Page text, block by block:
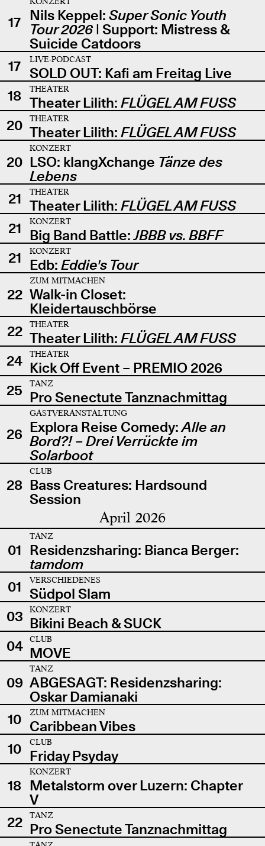
17 Nils Keppel: Super Sonic Youth
Tour 2026| Support: Mistress &
Suicide Catdoors
17
LIVE-PODCAST
SOLD OUT: Kafi am Freitag Live
18
THEATER
Theater Lilith: FLÜGEL AM FUSS
20
THEATER
Theater Lilith: FLÜGEL AM FUSS
20
KONZERT
LSO: klangXchange Tänze des
Lebens
21
THEATER
Theater Lilith: FLÜGEL AM FUSS
21
KONZERT
Big Band Battle:JBBB vs. BBFF
21
KONZERT
Edb: Eddie's Tour
22
ZUM MITMACHEN
Walk-in Closet:
Kleidertauschbörse
22
THEATER
Theater Lilith: FLÜGEL AM FUSS
24
THEATER
Kick Off Event – PREMIO 2026
25
TANZ
Pro Senectute Tanznachmittag
26
GASTVERANSTALTUNG
Explora Reise Comedy:Alle an
Bord?! – Drei Verrückte im
Solarboot
28
CLUB
Bass Creatures: Hardsound
Session
April 2026
01
TANZ
Residenzsharing: Bianca Berger:
tamdom
01
VERSCHIEDENES
Südpol Slam
03
KONZERT
Bikini Beach & SUCK
04
CLUB
MOVE
09
TANZ
ABGESAGT: Residenzsharing:
Oskar Damianaki
10
ZUM MITMACHEN
Caribbean Vibes
10
CLUB
Friday Psyday
18
KONZERT
Metalstorm over Luzern: Chapter
V
22
TANZ
Pro Senectute Tanznachmittag